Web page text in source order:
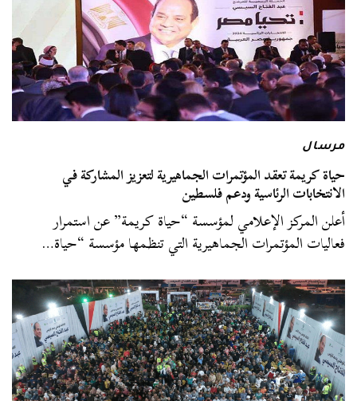
مرسال
حياة كريمة تعقد المؤتمرات الجماهيرية لتعزيز المشاركة في
الانتخابات الرئاسية ودعم فلسطين
أعلن المركز الإعلامي لمؤسسة “حياة كريمة” عن استمرار
فعاليات المؤتمرات الجماهيرية التي تنظمها مؤسسة “حياة…